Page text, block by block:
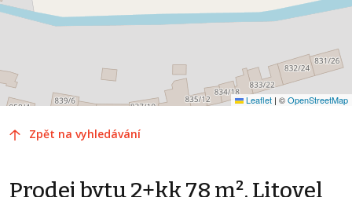
Leaflet | ©OpenStreetMap
Zpět na vyhledávání
Prodej bytu 2+kk 78 m², Litovel